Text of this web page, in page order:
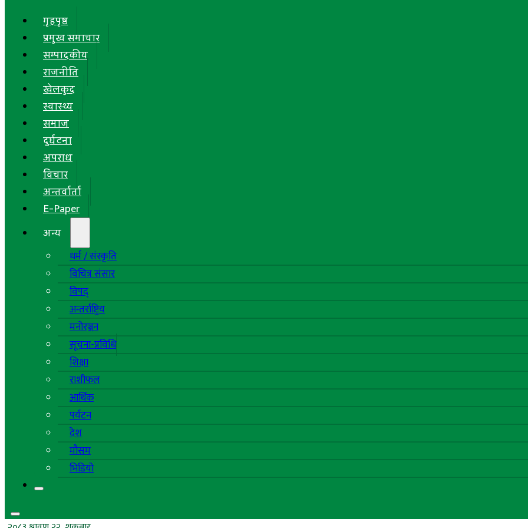
गृहपृष्ठ
प्रमुख समाचार
सम्पादकीय
राजनीति
खेलकुद
स्वास्थ्य
समाज
दुर्घटना
अपराध
विचार
अन्तर्वार्ता
E-Paper
अन्य
धर्म / संस्कृति
विचित्र संसार
विपद्
अन्तर्राष्ट्रिय
मनोरञ्जन
सूचना-प्रविधि
शिक्षा
राशीफल
आर्थिक
पर्यटन
देश
मौसम
भिडियो